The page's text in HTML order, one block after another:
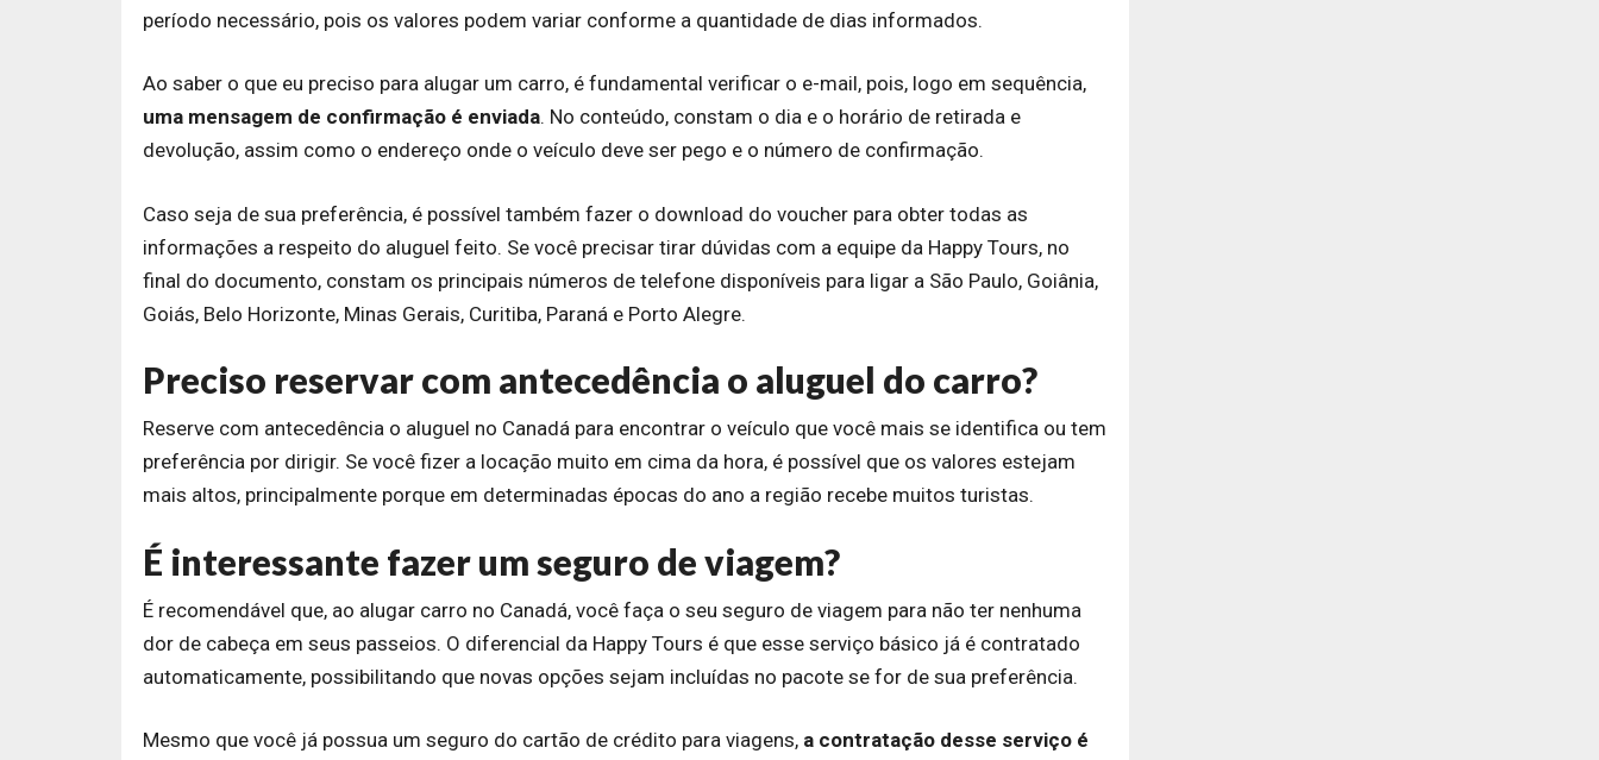
período necessário, pois os valores podem variar conforme a quantidade de dias informados.
Ao saber o que eu preciso para alugar um carro, é fundamental verificar o e-mail, pois, logo em sequência,
uma mensagem de confirmação é enviada. No conteúdo, constam o dia e o horário de retirada e
devolução, assim como o endereço onde o veículo deve ser pego e o número de confirmação.
Caso seja de sua preferência, é possível também fazer o download do voucher para obter todas as
informações a respeito do aluguel feito. Se você precisar tirar dúvidas com a equipe da Happy Tours, no
final do documento, constam os principais números de telefone disponíveis para ligar a São Paulo, Goiânia,
Goiás, Belo Horizonte, Minas Gerais, Curitiba, Paraná e Porto Alegre.
Preciso reservar com antecedência o aluguel do carro?
Reserve com antecedência o aluguel no Canadá para encontrar o veículo que você mais se identifica ou tem
preferência por dirigir. Se você fizer a locação muito em cima da hora, é possível que os valores estejam
mais altos, principalmente porque em determinadas épocas do ano a região recebe muitos turistas.
É interessante fazer um seguro de viagem?
É recomendável que, ao alugar carro no Canadá, você faça o seu seguro de viagem para não ter nenhuma
dor de cabeça em seus passeios. O diferencial da Happy Tours é que esse serviço básico já é contratado
automaticamente, possibilitando que novas opções sejam incluídas no pacote se for de sua preferência.
Mesmo que você já possua um seguro do cartão de crédito para viagens, a contratação desse serviço é